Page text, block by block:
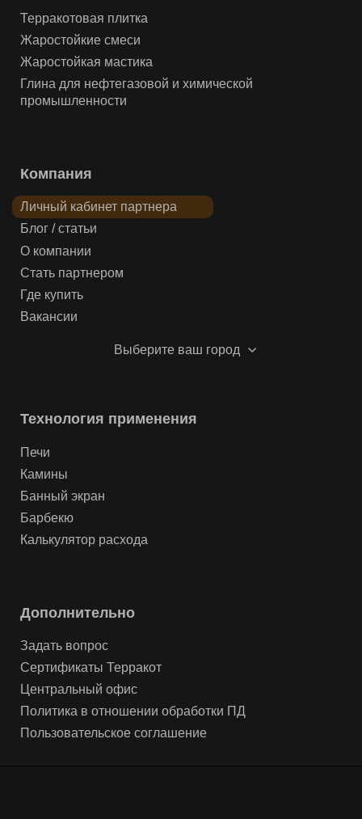
Терракотовая плитка
Жаростойкие смеси
Жаростойкая мастика
Глина для нефтегазовой и химической
промышленности
Компания
Личный кабинет партнера
Блог / статьи
О компании
Стать партнером
Где купить
Вакансии
Выберите ваш город
Технология применения
Печи
Камины
Банный экран
Барбекю
Калькулятор расхода
Дополнительно
Задать вопрос
Сертификаты Терракот
Центральный офис
Политика в отношении обработки ПД
Пользовательское соглашение